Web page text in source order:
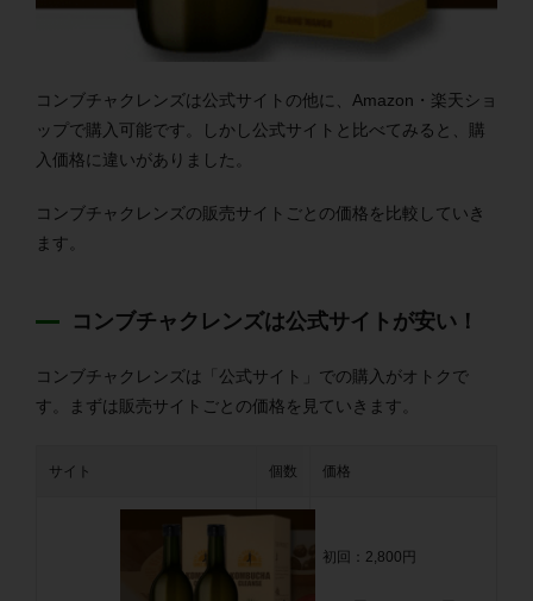
コンブチャクレンズは公式サイトの他に、Amazon・楽天ショ
ップで購入可能です。しかし公式サイトと比べてみると、購
入価格に違いがありました。
コンブチャクレンズの販売サイトごとの価格を比較していき
ます。
コンブチャクレンズは公式サイトが安い！
コンブチャクレンズは「公式サイト」での購入がオトクで
す。まずは販売サイトごとの価格を見ていきます。
サイト 個数 価格
初回：2,800円